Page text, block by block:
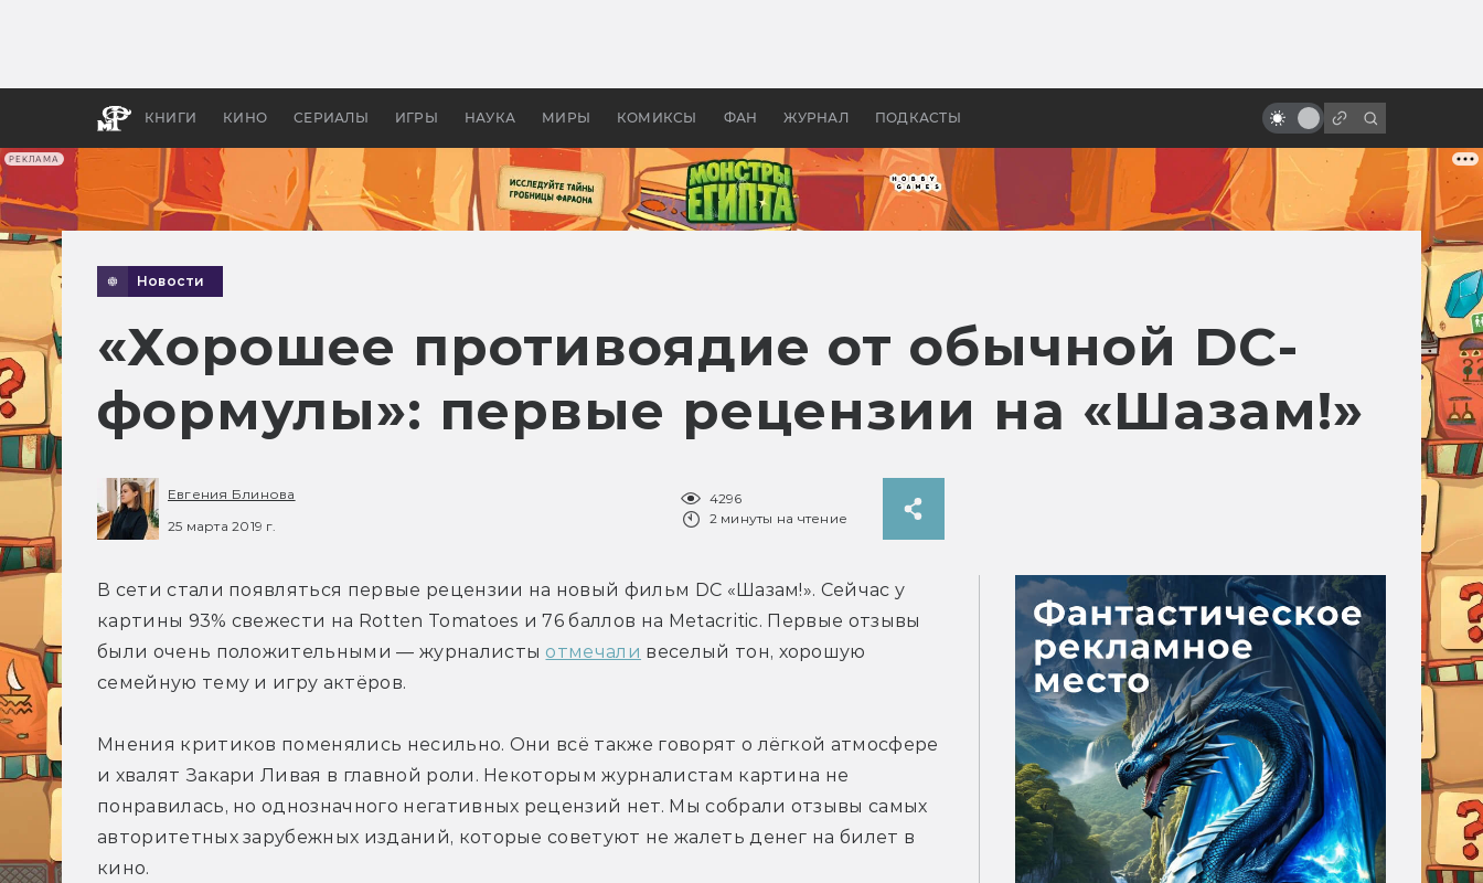
РЕКЛАМА
КНИГИ КИНО СЕРИАЛЫ ИГРЫ НАУКА МИРЫ КОМИКСЫ ФАН ЖУРНАЛ ПОДКАСТЫ
бы «Властелина колец»
Древней Грецией
Судный день»
Новости
«Хорошее противоядие от обычной DC-
формулы»: первые рецензии на «Шазам!»
Евгения Блинова
25 марта 2019 г.
4296
2 минуты на чтение
В сети стали появляться первые рецензии на новый фильм DC «Шазам!». Сейчас у
картины 93% свежести на Rotten Tomatoes и 76 баллов на Metacritic. Первые отзывы
были очень положительными — журналисты отмечали веселый тон, хорошую
семейную тему и игру актёров.
Мнения критиков поменялись несильно. Они всё также говорят о лёгкой атмосфере
и хвалят Закари Ливая в главной роли. Некоторым журналистам картина не
понравилась, но однозначного негативных рецензий нет. Мы собрали отзывы самых
авторитетных зарубежных изданий, которые советуют не жалеть денег на билет в
кино.